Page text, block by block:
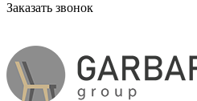
Заказать звонок